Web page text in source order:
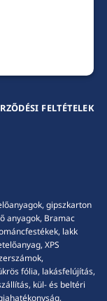
FELTÉTELEK
gipszkarton
anyagok, Bramac
lakk
XPS
fólia, lakásfelújítás,
kül- és beltéri